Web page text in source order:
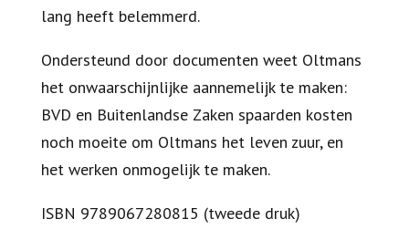
lang heeft belemmerd.
Ondersteund door documenten weet Oltmans
het onwaarschijnlijke aannemelijk te maken:
BVD en Buitenlandse Zaken spaarden kosten
noch moeite om Oltmans het leven zuur, en
het werken onmogelijk te maken.
ISBN 9789067280815 (tweede druk)